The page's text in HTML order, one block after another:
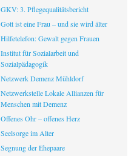
GKV: 3. Pflegequalitätsbericht
Gott ist eine Frau – und sie wird älter
Hilfetelefon: Gewalt gegen Frauen
Institut für Sozialarbeit und
Sozialpädagogik
Netzwerk Demenz Mühldorf
Netzwerkstelle Lokale Allianzen für
Menschen mit Demenz
Offenes Ohr – offenes Herz
Seelsorge im Alter
Segnung der Ehepaare